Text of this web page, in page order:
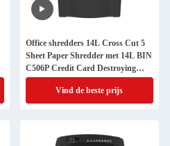
Office shredders 14L Cross Cut 5
Sheet Paper Shredder met 14L BIN
C506P Credit Card Destroying
Machine
Vind de beste prijs